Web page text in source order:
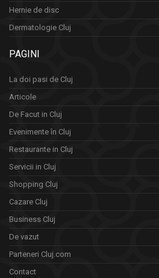
Hernie de disc
Dermatologie Cluj
PAGINI
La doi pasi de Cluj
Articole
De Facut in Cluj
Evenimente în Cluj
Restaurante in Cluj
Servicii in Cluj
Shopping Cluj
Cazare Cluj
Business Cluj
De vazut
Parteneri Cluj.com
Contact